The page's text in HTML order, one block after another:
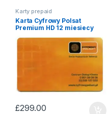
Karty prepaid
Karta Cyfrowy Polsat
Premium HD 12 miesiecy
£299.00